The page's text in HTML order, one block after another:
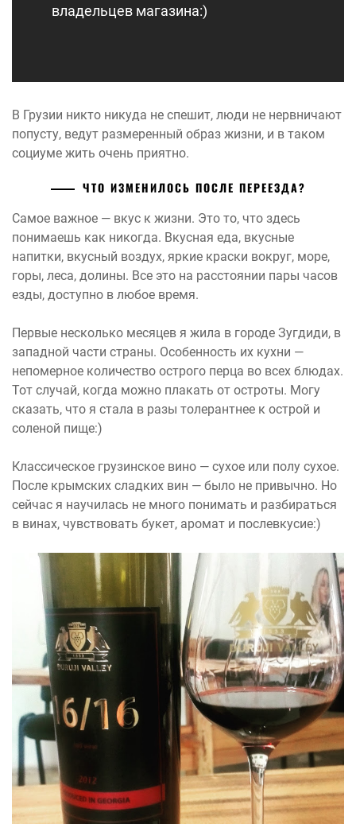
владельцев магазина:)
В Грузии никто никуда не спешит, люди не нервничают
попусту, ведут размеренный образ жизни, и в таком
социуме жить очень приятно.
ЧТО ИЗМЕНИЛОСЬ ПОСЛЕ ПЕРЕЕЗДА?
Самое важное — вкус к жизни. Это то, что здесь
понимаешь как никогда. Вкусная еда, вкусные
напитки, вкусный воздух, яркие краски вокруг, море,
горы, леса, долины. Все это на расстоянии пары часов
езды, доступно в любое время.
Первые несколько месяцев я жила в городе Зугдиди, в
западной части страны. Особенность их кухни —
непомерное количество острого перца во всех блюдах.
Тот случай, когда можно плакать от остроты. Могу
сказать, что я стала в разы толерантнее к острой и
соленой пище:)
Классическое грузинское вино — сухое или полу сухое.
После крымских сладких вин — было не привычно. Но
сейчас я научилась не много понимать и разбираться
в винах, чувствовать букет, аромат и послевкусие:)